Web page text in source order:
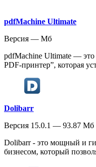
pdfMachine Ultimate
Версия — Мб
pdfMachine Ultimate — это
PDF-принтер”, которая
Dolibarr
Версия 15.0.1 — 93.87 Мб
Dolibarr - это мощный и
бизнесом, который